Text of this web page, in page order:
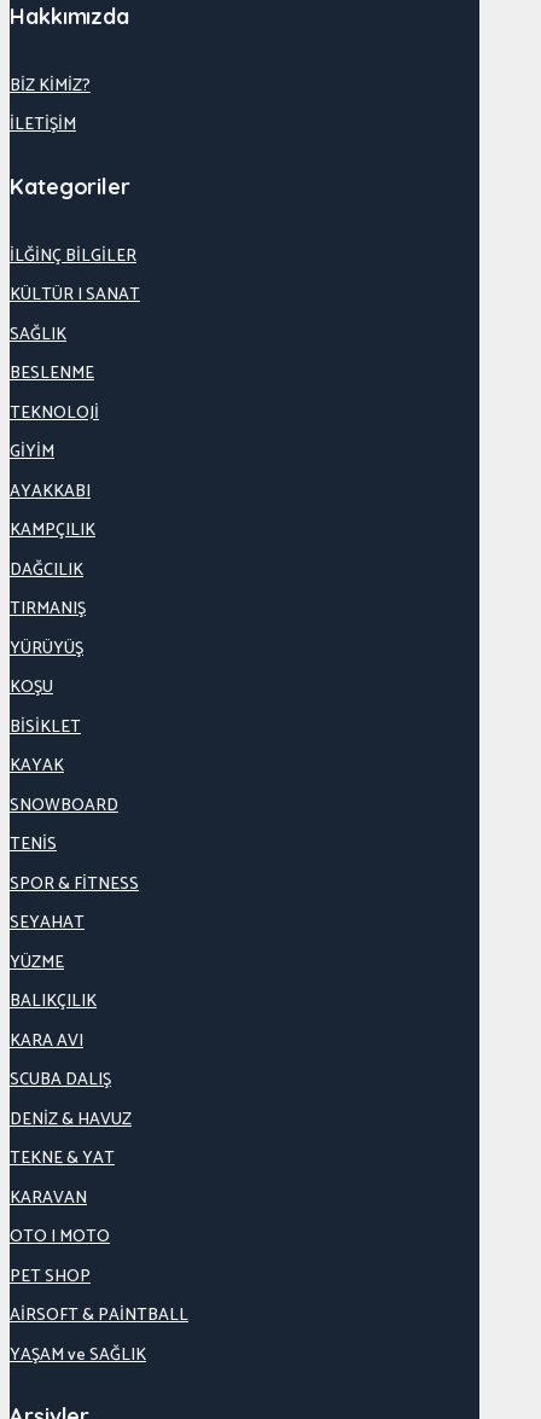
Hakkımızda
BİZ KİMİZ?
İLETİŞİM
Kategoriler
İLĞİNÇ BİLGİLER
KÜLTÜR | SANAT
SAĞLIK
BESLENME
TEKNOLOJİ
GİYİM
AYAKKABI
KAMPÇILIK
DAĞCILIK
TIRMANIŞ
YÜRÜYÜŞ
KOŞU
BİSİKLET
KAYAK
SNOWBOARD
TENİS
SPOR & FİTNESS
SEYAHAT
YÜZME
BALIKÇILIK
KARA AVI
SCUBA DALIŞ
DENİZ & HAVUZ
TEKNE & YAT
KARAVAN
OTO | MOTO
PET SHOP
AİRSOFT & PAİNTBALL
YAŞAM ve SAĞLIK